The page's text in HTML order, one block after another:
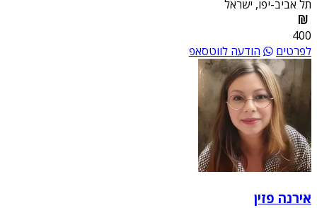
תל אביב-יפו, ישראל
400
לפרטים
הודעה לווטסאפ
אירנה פזין